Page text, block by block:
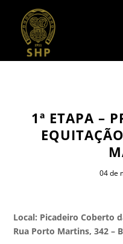
1ª ETAPA –
04 de
Local: Picadeiro Coberto
Rua Porto Martins, 342 –